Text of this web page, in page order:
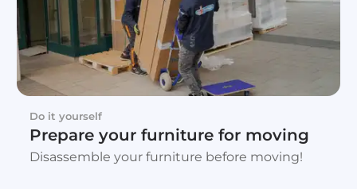
Do it yourself
Prepare your furniture for moving
Disassemble your furniture before moving!